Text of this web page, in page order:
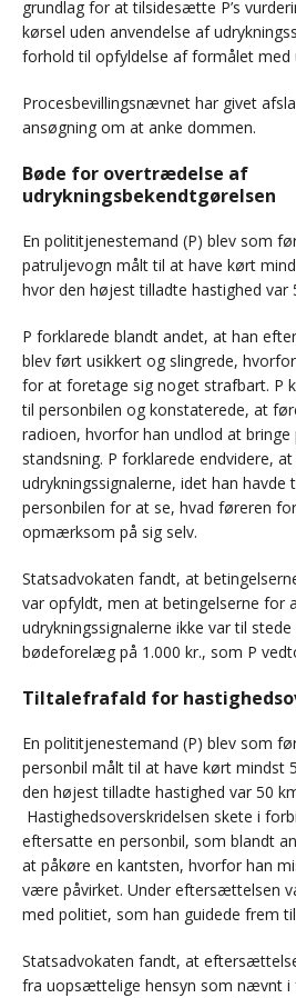
grundlag for at tilsidesætte P’s
kørsel uden anvendelse af
forhold til opfyldelse af formålet med
Procesbevillingsnævnet har givet
ansøgning om at anke dommen.
Bøde for overtrædelse af
udrykningsbekendtgørelsen
En polititjenestemand (P) blev som
patruljevogn målt til at have kørt
hvor den højest tilladte hastighed var
P forklarede blandt andet, at han
blev ført usikkert og slingrede,
for at foretage sig noget strafbart. P
til personbilen og konstaterede, at
radioen, hvorfor han undlod at bringe
standsning. P forklarede endvidere,
udrykningssignalerne, idet han
personbilen for at se, hvad føreren
opmærksom på sig selv.
Statsadvokaten fandt, at
var opfyldt, men at betingelserne for
udrykningssignalerne ikke var til
bødeforelæg på 1.000 kr., som P
Tiltalefrafald for
En polititjenestemand (P) blev som
personbil målt til at have kørt mindst
den højest tilladte hastighed var 50
Hastighedsoverskridelsen skete i
eftersatte en personbil, som blandt
at påkøre en kantsten, hvorfor han
være påvirket. Under eftersættelsen
med politiet, som han guidede frem
Statsadvokaten fandt, at
fra uopsættelige hensyn som nævnt i